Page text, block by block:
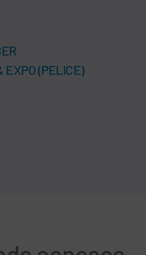
EXPO (PELICE)